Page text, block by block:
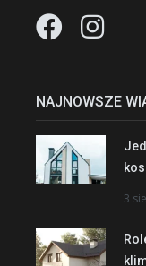
NAJNOWSZE
3